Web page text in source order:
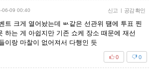
06-09 00:40 신고 | 공감 확인
트 크게 열어놨는데 ㅄ같은 선관위 떔에 투표 찐
하는 게 아쉽지만 기존 쇼케 장소 때문에 재선
이랑 마찰이 없어져서 다행인 듯
0
0